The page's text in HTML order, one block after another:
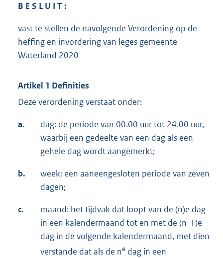
B E S L U I T :
vast te stellen de navolgende Verordening op de
heffing en invordering van leges gemeente
Waterland 2020
Artikel 1 Definities
Deze verordening verstaat onder:
a.
dag: de periode van 00.00 uur tot 24.00 uur,
waarbij een gedeelte van een dag als een
gehele dag wordt aangemerkt;
b.
week: een aaneengesloten periode van zeven
dagen;
c.
maand: het tijdvak dat loopt van de (n)e dag
in een kalendermaand tot en met de (n-1)e
dag in de volgende kalendermaand, met dien
verstande dat als de ne dag in een